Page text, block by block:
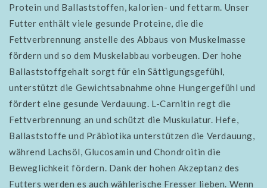
Protein und Ballaststoffen, kalorien- und fettarm. Unser
Futter enthält viele gesunde Proteine, die die
Fettverbrennung anstelle des Abbaus von Muskelmasse
fördern und so dem Muskelabbau vorbeugen. Der hohe
Ballaststoffgehalt sorgt für ein Sättigungsgefühl,
unterstützt die Gewichtsabnahme ohne Hungergefühl und
fördert eine gesunde Verdauung. L-Carnitin regt die
Fettverbrennung an und schützt die Muskulatur. Hefe,
Ballaststoffe und Präbiotika unterstützen die Verdauung,
während Lachsöl, Glucosamin und Chondroitin die
Beweglichkeit fördern. Dank der hohen Akzeptanz des
Futters werden es auch wählerische Fresser lieben. Wenn